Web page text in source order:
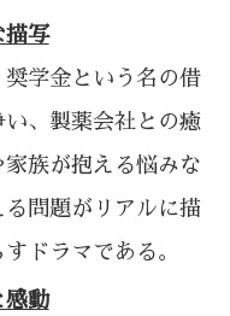
描写
学金という名の借
、製薬会社との癒
族が抱える悩みな
問題がリアルに描
ドラマである。
感動